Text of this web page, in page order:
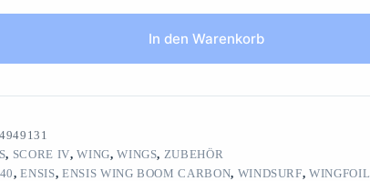
In den Warenkorb
, SCORE IV,WING,WINGS, ZUBEHÖR
,ENSIS, ENSIS WING BOOM CARBON, WINDSURF,WINGFOIL